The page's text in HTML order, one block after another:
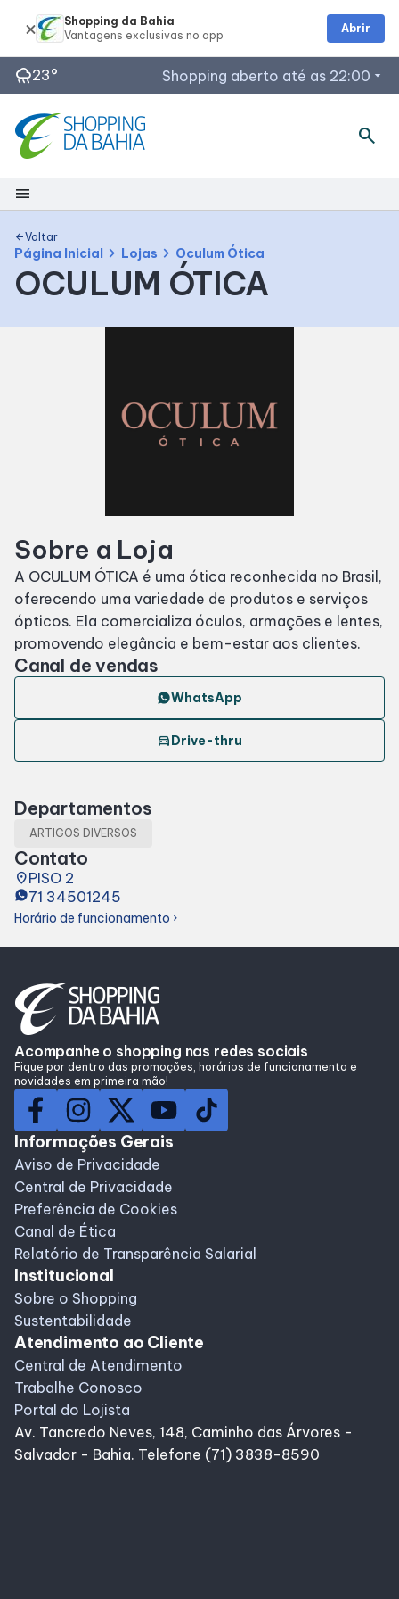
rainy23° Shopping aberto até as 22:00 arrow_drop_down
Horários de Funcionamento
Lojas
Outback Steakhouse
Planeta Imaginário
Acessar todos os horários
search
menu
Shopping
Mapa Interno
Como chegar
Entretenimento
Cinema
Eventos
Lojas
Alimentação
Compre Online
Programa de benefícios
arrow_backVoltar
Página Inicial chevron_right Lojas chevron_right Oculum Ótica
OCULUM ÓTICA
Sobre a Loja
A OCULUM ÓTICA é uma ótica reconhecida no Brasil,
oferecendo uma variedade de produtos e serviços
ópticos. Ela comercializa óculos, armações e lentes,
promovendo elegância e bem-estar aos clientes.
Canal de vendas
WhatsApp
directions_carDrive-thru
Departamentos
ARTIGOS DIVERSOS
Contato
placePISO 2
71 34501245
Horário de funcionamento chevron_right
Acompanhe o shopping nas redes sociais
Fique por dentro das promoções, horários de funcionamento e
novidades em primeira mão!
Informações Gerais
Aviso de Privacidade
Central de Privacidade
Preferência de Cookies
Canal de Ética
Relatório de Transparência Salarial
Institucional
Sobre o Shopping
Sustentabilidade
Atendimento ao Cliente
Central de Atendimento
Trabalhe Conosco
Portal do Lojista
Av. Tancredo Neves, 148, Caminho das Árvores -
Salvador - Bahia. Telefone (71) 3838-8590
Shopping da Bahia
Abrir